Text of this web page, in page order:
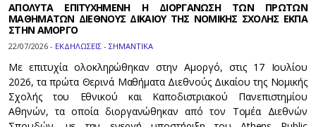
ΑΠΟΛΥΤΑ ΕΠΙΤΥΧΗΜΕΝΗ Η ΔΙΟΡΓΑΝΩΣΗ ΤΩΝ ΠΡΩΤΩΝ
ΜΑΘΗΜΑΤΩΝ ΔΙΕΘΝΟΥΣ ΔΙΚΑΙΟΥ ΤΗΣ ΝΟΜΙΚΗΣ ΣΧΟΛΗΣ ΕΚΠΑ
ΣΤΗΝ ΑΜΟΡΓΟ
22/07/2026 - ΕΚΔΗΛΩΣΕΙΣ - ΣΗΜΑΝΤΙΚΑ
Με επιτυχία ολοκληρώθηκαν στην Αμοργό, στις 17 Ιουλίου
2026, τα πρώτα Θερινά Μαθήματα Διεθνούς Δικαίου της Νομικής
Σχολής του Εθνικού και Καποδιστριακού Πανεπιστημίου
Αθηνών, τα οποία διοργανώθηκαν από τον Τομέα Διεθνών